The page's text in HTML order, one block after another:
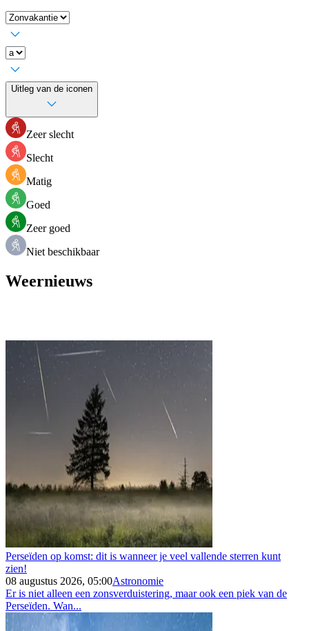
Uitleg van de iconen
Zeer slecht
Slecht
Matig
Goed
Zeer goed
Niet beschikbaar
Weernieuws
Perseïden op komst: dit is wanneer je veel vallende sterren kunt
zien!
08 augustus 2026, 05:00Astronomie
Er is niet alleen een zonsverduistering, maar ook een piek van de
Perseïden. Wan...